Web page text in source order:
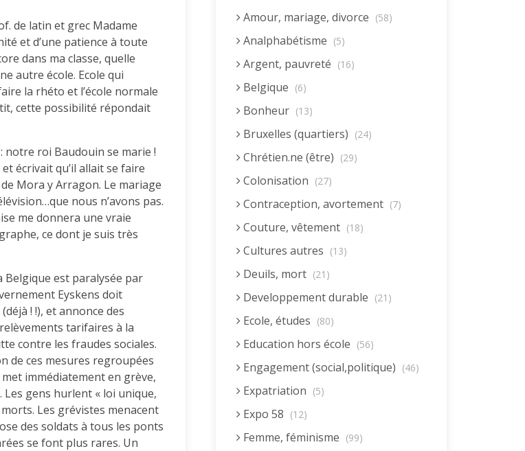
de latin et grec Madame
et d’une patience à toute
dans ma classe, quelle
autre école. Ecole qui
la rhéto et l’école normale
cette possibilité répondait
notre roi Baudouin se marie !
écrivait qu’il allait se faire
Mora y Arragon. Le mariage
nous n’avons pas.
me donnera une vraie
ce dont je suis très
Belgique est paralysée par
Eyskens doit
! !), et annonce des
tarifaires à la
contre les fraudes sociales.
de ces mesures regroupées
immédiatement en grève,
gens hurlent « loi unique,
Les grévistes menacent
des soldats à tous les ponts
se font plus rares. Un
Amour, mariage, divorce (58)
Analphabétisme (5)
Argent, pauvreté (16)
Belgique (6)
Bonheur (13)
Bruxelles (quartiers) (24)
Chrétien.ne (être) (29)
Colonisation (27)
Contraception, avortement (7)
Couture, vêtement (18)
Cultures autres (13)
Deuils, mort (21)
Developpement durable (21)
Ecole, études (80)
Education hors école (56)
Engagement (social,politique) (46)
Expatriation (5)
Expo 58 (12)
Femme, féminisme (99)